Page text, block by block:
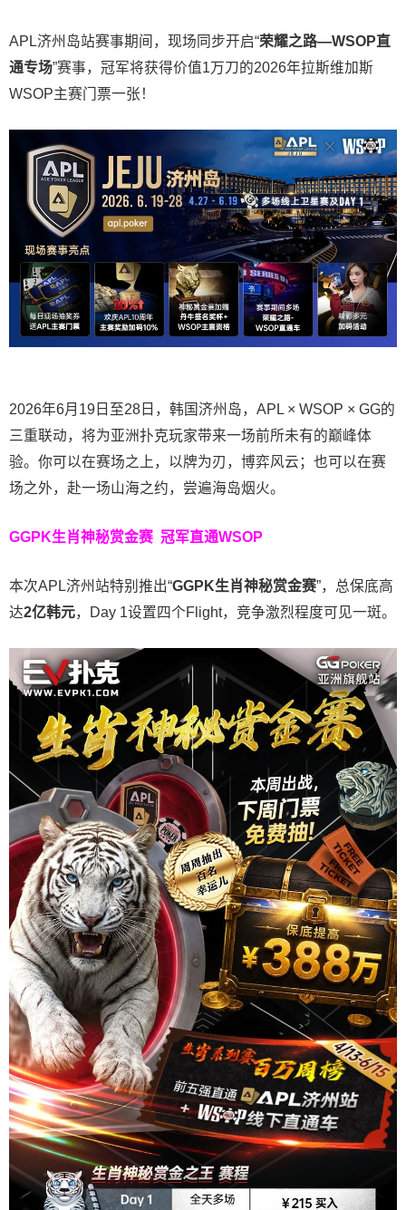
APL济州岛站赛事期间，现场同步开启“荣耀之路—WSOP直
通专场”赛事，冠军将获得价值1万刀的2026年拉斯维加斯
WSOP主赛门票一张！
2026年6月19日至28日，韩国济州岛，APL × WSOP × GG的
三重联动，将为亚洲扑克玩家带来一场前所未有的巅峰体
验。 你可以在赛场之上，以牌为刃，博弈风云；也可以在赛
场之外，赴一场山海之约，尝遍海岛烟火。
GGPK生肖神秘赏金赛 冠军直通WSOP
本次APL济州站特别推出“GGPK生肖神秘赏金赛”，总保底高
达2亿韩元，Day 1设置四个Flight，竞争激烈程度可见一斑。